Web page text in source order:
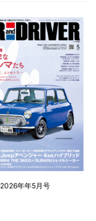
2026年年5月号